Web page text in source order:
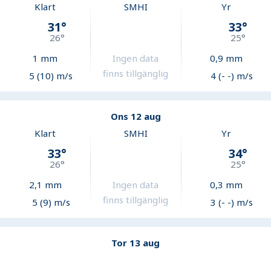
Klart
31°
26°
1 mm
5 (10) m/s
SMHI
Ingen data
finns tillgänglig
Yr
33°
25°
0,9 mm
4 (- -) m/s
Ons 12 aug
Klart
33°
26°
2,1 mm
5 (9) m/s
SMHI
Ingen data
finns tillgänglig
Yr
34°
25°
0,3 mm
3 (- -) m/s
Tor 13 aug